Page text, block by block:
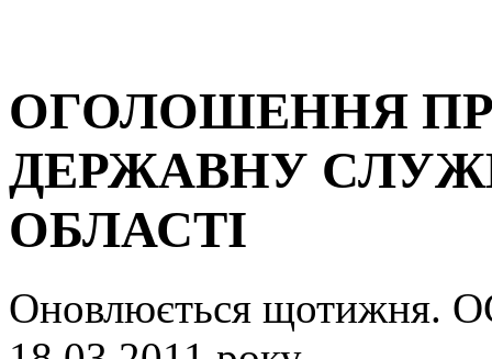
ОГОЛОШЕННЯ
ДЕРЖАВНУ
ОБЛАСТІ
Оновлюється